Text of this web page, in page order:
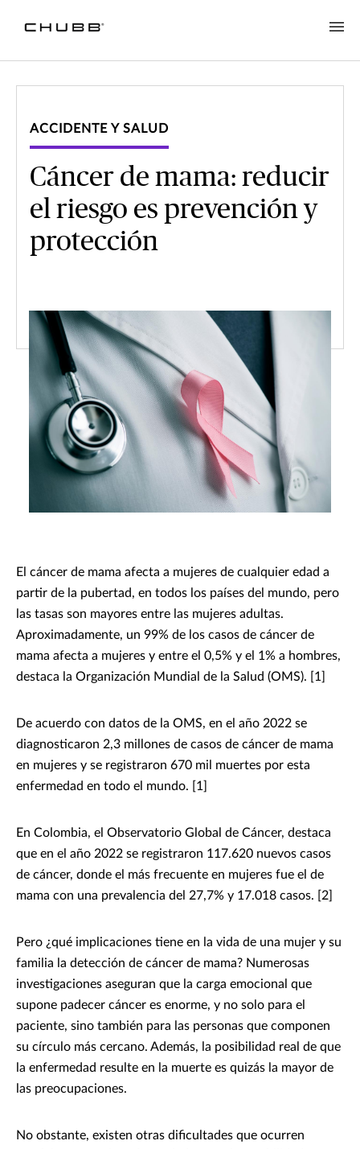
ACCIDENTE Y SALUD
Cáncer de mama: reducir
el riesgo es prevención y
protección
El cáncer de mama afecta a mujeres de cualquier edad a
partir de la pubertad, en todos los países del mundo, pero
las tasas son mayores entre las mujeres adultas.
Aproximadamente, un 99% de los casos de cáncer de
mama afecta a mujeres y entre el 0,5% y el 1% a hombres,
destaca la Organización Mundial de la Salud (OMS). [1]
De acuerdo con datos de la OMS, en el año 2022 se
diagnosticaron 2,3 millones de casos de cáncer de mama
en mujeres y se registraron 670 mil muertes por esta
enfermedad en todo el mundo. [1]
En Colombia, el Observatorio Global de Cáncer, destaca
que en el año 2022 se registraron 117.620 nuevos casos
de cáncer, donde el más frecuente en mujeres fue el de
mama con una prevalencia del 27,7% y 17.018 casos. [2]
Pero ¿qué implicaciones tiene en la vida de una mujer y su
familia la detección de cáncer de mama? Numerosas
investigaciones aseguran que la carga emocional que
supone padecer cáncer es enorme, y no solo para el
paciente, sino también para las personas que componen
su círculo más cercano. Además, la posibilidad real de que
la enfermedad resulte en la muerte es quizás la mayor de
las preocupaciones.
No obstante, existen otras dificultades que ocurren